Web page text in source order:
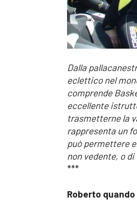
Dalla
eclettico nel
comprende
eccellente
trasmetterne la
rappresenta un
può permettere
non vedente, o
***
Roberto